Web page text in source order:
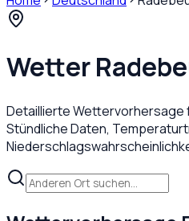
Wetter
Detaillierte Wettervorhersage
Stündliche Daten,